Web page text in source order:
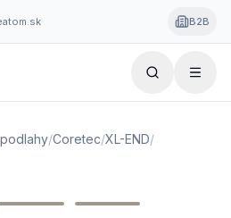
B2B
/Coretec/XL-END/